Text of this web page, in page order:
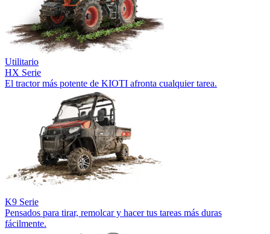
Utilitario
HX Serie
El tractor más potente de KIOTI afronta cualquier tarea.
K9 Serie
Pensados para tirar, remolcar y hacer tus tareas más duras
fácilmente.